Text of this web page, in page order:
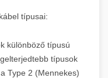
típusai:
különböző típusú
típusok
Type 2 (Mennekes)